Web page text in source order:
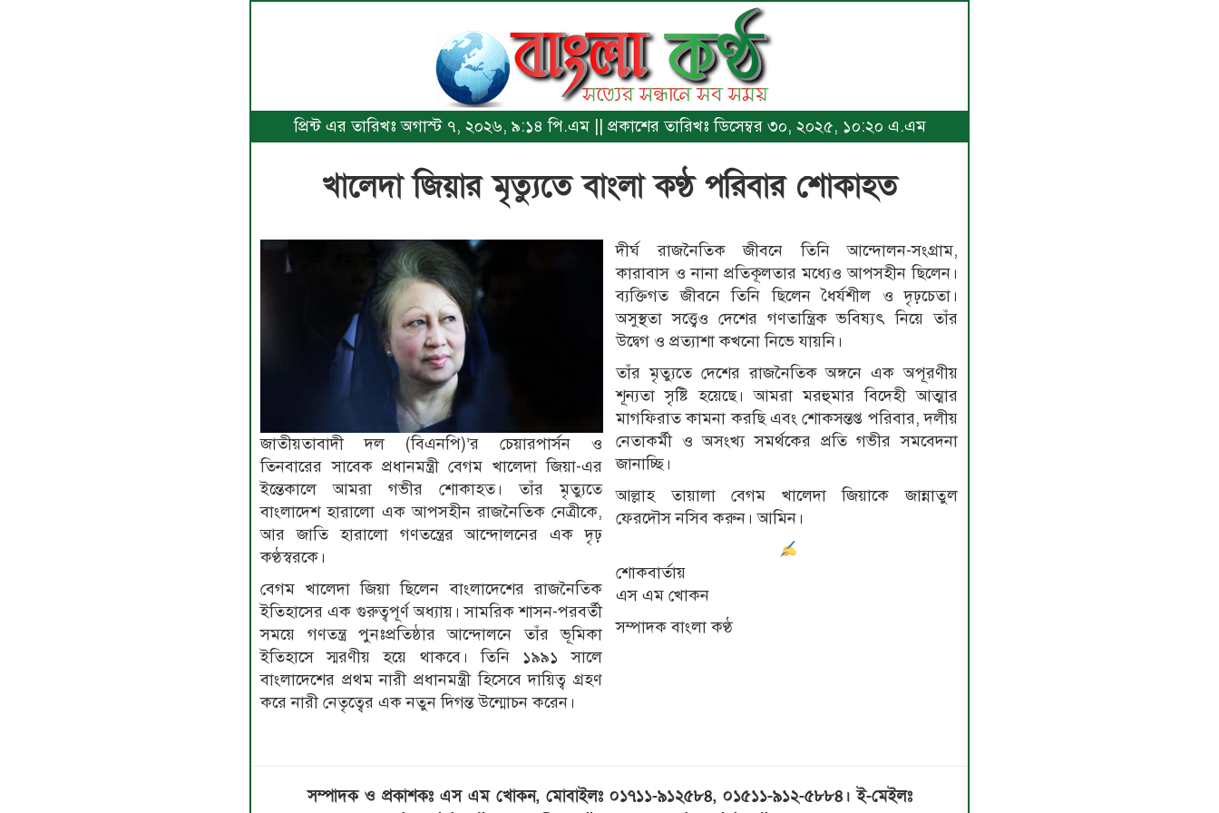
প্রিন্ট এর তারিখঃ অগাস্ট ৭, ২০২৬, ৯:১৪ পি.এম || প্রকাশের তারিখঃ ডিসেম্বর ৩০, ২০২৫, ১০:২০ এ.এম
খালেদা জিয়ার মৃত্যুতে বাংলা কণ্ঠ পরিবার শোকাহত
জাতীয়তাবাদী দল (বিএনপি)’র চেয়ারপার্সন ও
তিনবারের সাবেক প্রধানমন্ত্রী বেগম খালেদা জিয়া-এর
ইন্তেকালে আমরা গভীর শোকাহত। তাঁর মৃত্যুতে
বাংলাদেশ হারালো এক আপসহীন রাজনৈতিক নেত্রীকে,
আর জাতি হারালো গণতন্ত্রের আন্দোলনের এক দৃঢ়
কণ্ঠস্বরকে।
বেগম খালেদা জিয়া ছিলেন বাংলাদেশের রাজনৈতিক
ইতিহাসের এক গুরুত্বপূর্ণ অধ্যায়। সামরিক শাসন-পরবর্তী
সময়ে গণতন্ত্র পুনঃপ্রতিষ্ঠার আন্দোলনে তাঁর ভূমিকা
ইতিহাসে স্মরণীয় হয়ে থাকবে। তিনি ১৯৯১ সালে
বাংলাদেশের প্রথম নারী প্রধানমন্ত্রী হিসেবে দায়িত্ব গ্রহণ
করে নারী নেতৃত্বের এক নতুন দিগন্ত উন্মোচন করেন।
দীর্ঘ রাজনৈতিক জীবনে তিনি আন্দোলন-সংগ্রাম,
কারাবাস ও নানা প্রতিকূলতার মধ্যেও আপসহীন ছিলেন।
ব্যক্তিগত জীবনে তিনি ছিলেন ধৈর্যশীল ও দৃঢ়চেতা।
অসুস্থতা সত্ত্বেও দেশের গণতান্ত্রিক ভবিষ্যৎ নিয়ে তাঁর
উদ্বেগ ও প্রত্যাশা কখনো নিভে যায়নি।
তাঁর মৃত্যুতে দেশের রাজনৈতিক অঙ্গনে এক অপূরণীয়
শূন্যতা সৃষ্টি হয়েছে। আমরা মরহুমার বিদেহী আত্মার
মাগফিরাত কামনা করছি এবং শোকসন্তপ্ত পরিবার, দলীয়
নেতাকর্মী ও অসংখ্য সমর্থকের প্রতি গভীর সমবেদনা
জানাচ্ছি।
আল্লাহ তায়ালা বেগম খালেদা জিয়াকে জান্নাতুল
ফেরদৌস নসিব করুন। আমিন।
শোকবার্তায়
এস এম খোকন
সম্পাদক বাংলা কণ্ঠ
সম্পাদক ও প্রকাশকঃ এস এম খোকন, মোবাইলঃ ০১৭১১-৯১২৫৮৪, ০১৫১১-৯১২-৫৮৮৪। ই-মেইলঃ